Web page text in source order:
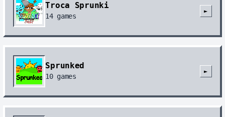
Troca Sprunki
14games
►
Sprunked
10games
►